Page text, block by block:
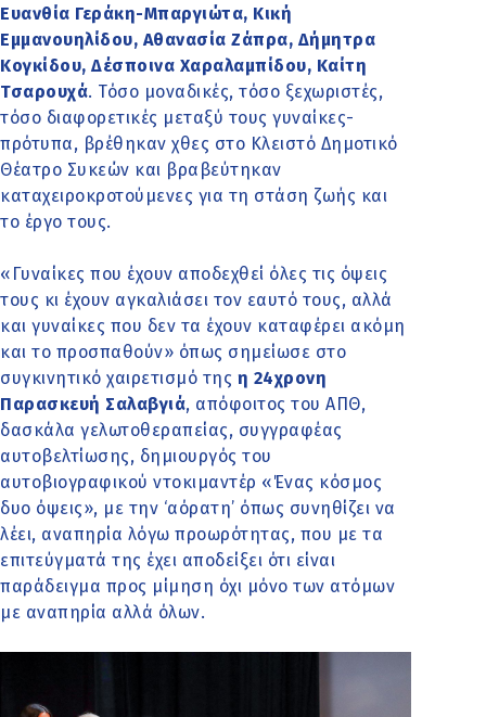
Ευανθία Γεράκη-Μπαργιώτα, Κική
Εμμανουηλίδου, Αθανασία Ζάπρα, Δήμητρα
Κογκίδου, Δέσποινα Χαραλαμπίδου, Καίτη
Τσαρουχά. Τόσο μοναδικές, τόσο ξεχωριστές,
τόσο διαφορετικές μεταξύ τους γυναίκες-
πρότυπα, βρέθηκαν χθες στο Κλειστό Δημοτικό
Θέατρο Συκεών και βραβεύτηκαν
καταχειροκροτούμενες για τη στάση ζωής και
το έργο τους.
«Γυναίκες που έχουν αποδεχθεί όλες τις όψεις
τους κι έχουν αγκαλιάσει τον εαυτό τους, αλλά
και γυναίκες που δεν τα έχουν καταφέρει ακόμη
και το προσπαθούν» όπως σημείωσε στο
συγκινητικό χαιρετισμό της η 24χρονη
Παρασκευή Σαλαβγιά, απόφοιτος του ΑΠΘ,
δασκάλα γελωτοθεραπείας, συγγραφέας
αυτοβελτίωσης, δημιουργός του
αυτοβιογραφικού ντοκιμαντέρ «Ένας κόσμος
δυο όψεις», με την ‘αόρατη’ όπως συνηθίζει να
λέει, αναπηρία λόγω προωρότητας, που με τα
επιτεύγματά της έχει αποδείξει ότι είναι
παράδειγμα προς μίμηση όχι μόνο των ατόμων
με αναπηρία αλλά όλων.